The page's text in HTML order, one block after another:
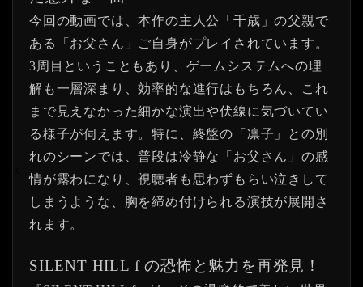
今回の動画では、本作の主人公「千歳」の父親で
ある「お父さん」ご自身がプレイされています。
3周目ということもあり、ゲームシステムへの理
解も一層深まり、効率的な進行はもちろん、これ
まで見えなかった細かな演出や伏線に気づいてい
る様子が伺えます。特に、終盤の「凛子」との別
れのシーンでは、普段は冷静な「お父さん」の感
情が露わになり、視聴者も思わずもらい泣きして
しまうような、胸を締め付けられる演技が展開さ
れます。
SILENT HILL f の恐怖と魅力を再発見！